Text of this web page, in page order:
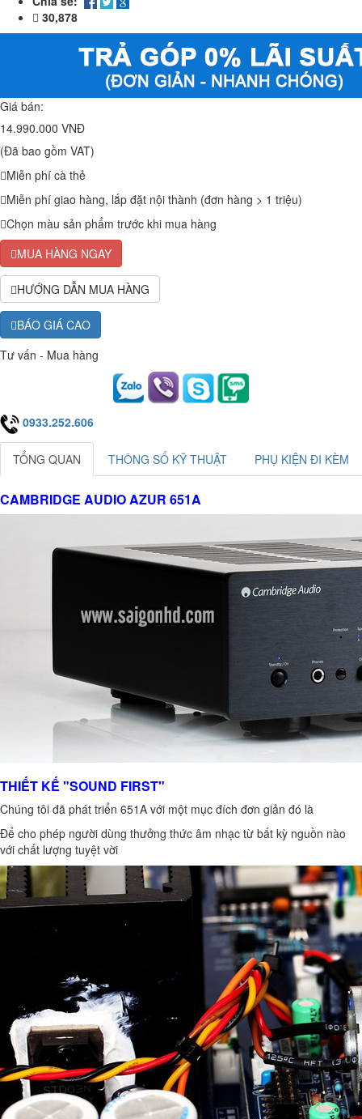
30,878
Giá bán:
14.990.000 VNĐ
(Đã bao gồm VAT)
Miễn phí cà thẻ
Miễn phí giao hàng, lắp đặt nội thành (đơn hàng > 1 triệu)
Chọn màu sản phẩm trước khi mua hàng
MUA HÀNG NGAY
HƯỚNG DẪN MUA HÀNG
BÁO GIÁ CAO
Tư vấn - Mua hàng
0933.252.606
TỔNG QUAN THÔNG SỐ KỸ THUẬT PHỤ KIỆN ĐI KÈM
CAMBRIDGE AUDIO AZUR 651A
THIẾT KẾ "SOUND FIRST"
Chúng tôi đã phát triển 651A với một mục đích đơn giản đó là
Để cho phép người dùng thưởng thức âm nhạc từ bất kỳ nguồn nào
với chất lượng tuyệt vời